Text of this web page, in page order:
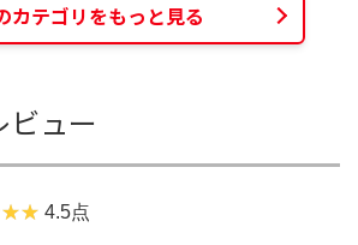
カテゴリをもっと見る
ビュー
4.5点